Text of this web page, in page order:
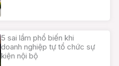
5 sai lầm phổ biến khi
doanh nghiệp tự tổ chức sự
kiện nội bộ